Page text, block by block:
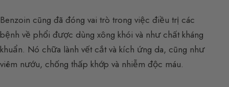
Benzoin cũng đã đóng vai trò trong việc điều trị các
bệnh về phổi được dùng xông khói và như chất kháng
khuẩn. Nó chữa lành vết cắt và kích ứng da, cũng như
viêm nướu, chống thấp khớp và nhiễm độc máu.